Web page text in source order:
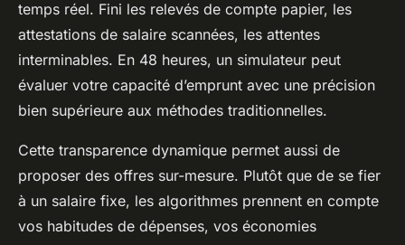
temps réel. Fini les relevés de compte papier, les
attestations de salaire scannées, les attentes
interminables. En 48 heures, un simulateur peut
évaluer votre capacité d’emprunt avec une précision
bien supérieure aux méthodes traditionnelles.
Cette transparence dynamique permet aussi de
proposer des offres sur-mesure. Plutôt que de se fier
à un salaire fixe, les algorithmes prennent en compte
vos habitudes de dépenses, vos économies